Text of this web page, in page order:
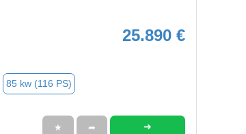
25.890 €
85 kw (116 PS)
★ ➦ ➜